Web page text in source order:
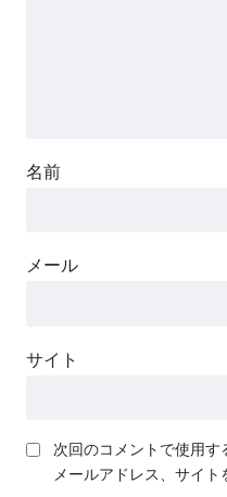
名前
メール
サイト
次回のコメントで使用す
メールアドレス、サイト